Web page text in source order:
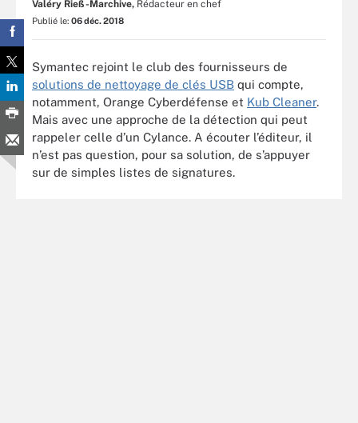
Valéry Rieß-Marchive, Rédacteur en chef
Publié le: 06 déc. 2018
Symantec rejoint le club des fournisseurs de
solutions de nettoyage de clés USB qui compte,
notamment, Orange Cyberdéfense et Kub Cleaner.
Mais avec une approche de la détection qui peut
rappeler celle d’un Cylance. A écouter l’éditeur, il
n’est pas question, pour sa solution, de s’appuyer
sur de simples listes de signatures.